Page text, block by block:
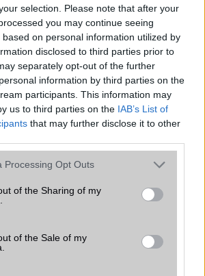
selection. Please note that after your
you may continue seeing
on personal information utilized by
disclosed to third parties prior to
separately opt-out of the further
information by third parties on the
participants. This information may
us to third parties on the IAB’s List of
that may further disclose it to other
website/app uses one or more Google
or usage behaviour. You may click to
to Google and its third-party tags to
specified purposes in below Google
Processing Opt Outs
of the Sharing of my
of the Sale of my
olvasó Nincs
Nincs
Calendar
Van
Nincs
Nincs
Nincs
Van